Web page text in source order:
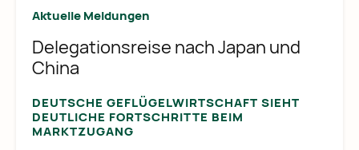
Aktuelle Meldungen
Delegationsreise nach Japan und
China
DEUTSCHE GEFLÜGELWIRTSCHAFT SIEHT
DEUTLICHE FORTSCHRITTE BEIM
MARKTZUGANG